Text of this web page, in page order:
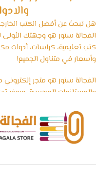
هل تبحث عن أفضل الكتب
الفجالة ستور هو وجهتك
كتب تعليمية، كراسات، أدوات
وأسعار في متناول الجميع!
الفجالة ستور هو متجر
والمستلزمات المدرسية، ويوفر
الأدوات المكتبية والكشاكيل.
نسعى في الفجالة ستور إلى